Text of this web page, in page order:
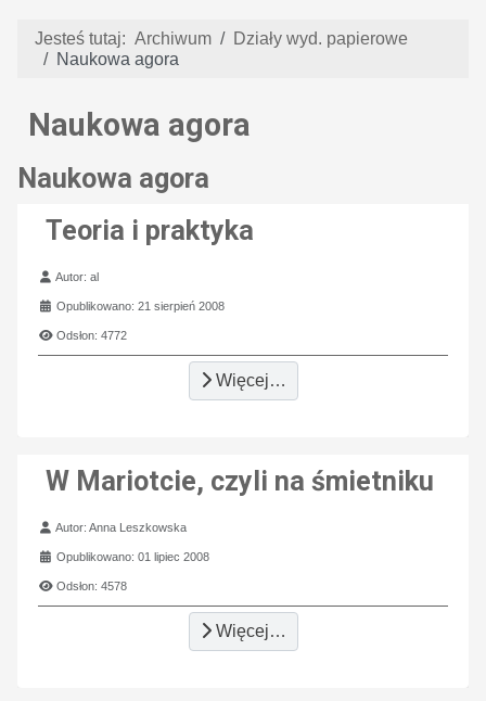
Jesteś tutaj: Archiwum
Działy wyd. papierowe
Naukowa agora
Naukowa agora
Naukowa agora
Teoria i praktyka
Szczegóły
Autor:al
Opublikowano: 21 sierpień 2008
Odsłon: 4772
Więcej…
W Mariotcie, czyli na śmietniku
Szczegóły
Autor:Anna Leszkowska
Opublikowano: 01 lipiec 2008
Odsłon: 4578
Więcej…